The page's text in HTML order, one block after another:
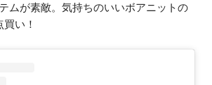
ムが素敵。気持ちのいいボアニットの
い！